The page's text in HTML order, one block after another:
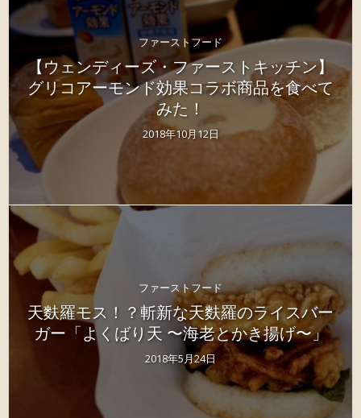
ファーストフード
【ウェンディーズ・ファーストキッチン】
グリコアーモンド効果コラボ商品を食べて
みた！
2018年10月12日
ファーストフード
天麩羅モス！？斬新な天麩羅のライスバー
ガー「よくばり天 〜海老とかき揚げ〜」
2018年5月24日